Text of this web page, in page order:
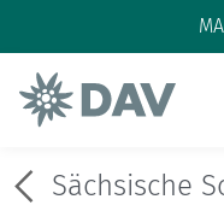
Sächsische